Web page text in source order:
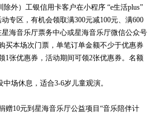
外）工银信用卡客户在小程序 “e生活plus”
专区，有机会领取满300元减100元、满600
海音乐厅票务中心或星海音乐厅微信公众号
买本场次门票，单笔订单金额不少于优惠券
1张优惠券，活动期间可领2张优惠券。名额
场休息，适合3-6岁儿童观演。
赠10元到星海音乐厅公益项目“音乐陪伴计